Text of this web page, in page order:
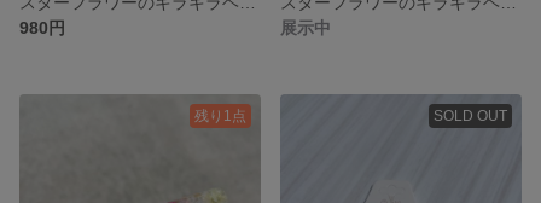
980円
展示中
残り1点 SOLD OUT